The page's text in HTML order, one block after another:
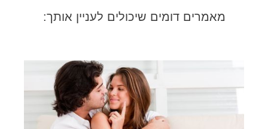
מאמרים דומים שיכולים לעניין אותך: